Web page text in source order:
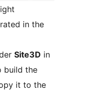
in the
Site3D in
build the
it to the